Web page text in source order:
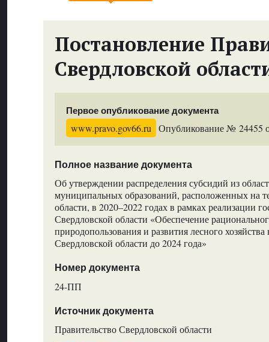
Постановление
Свердловской
Первое опубликование документа
www.pravo.gov66.ru Опубликование № 24455
Полное название документа
Об утверждении распределения субсидий из
муниципальных образований, расположенных на
области, в 2020–2022 годах в рамках реализации
Свердловской области «Обеспечение
природопользования и развития лесного
Свердловской области до 2024 года»
Номер документа
24-ПП
Источник документа
Правительство Свердловской области